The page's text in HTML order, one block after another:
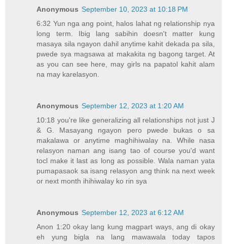
Anonymous September 10, 2023 at 10:18 PM
6:32 Yun nga ang point, halos lahat ng relationship nya
long term. Ibig lang sabihin doesn't matter kung
masaya sila ngayon dahil anytime kahit dekada pa sila,
pwede sya magsawa at makakita ng bagong target. At
as you can see here, may girls na papatol kahit alam
na may karelasyon.
Anonymous September 12, 2023 at 1:20 AM
10:18 you're like generalizing all relationships not just J
& G. Masayang ngayon pero pwede bukas o sa
makalawa or anytime maghihiwalay na. While nasa
relasyon naman ang isang tao of course you'd want
tocl make it last as long as possible. Wala naman yata
pumapasaok sa isang relasyon ang think na next week
or next month ihihiwalay ko rin sya
Anonymous September 12, 2023 at 6:12 AM
Anon 1:20 okay lang kung magpart ways, ang di okay
eh yung bigla na lang mawawala today tapos